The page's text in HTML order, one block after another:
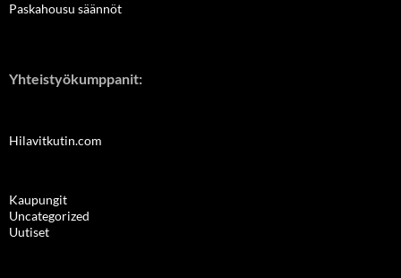
Paskahousu säännöt
Yhteistyökumppanit:
Hilavitkutin.com
Kaupungit
Uncategorized
Uutiset